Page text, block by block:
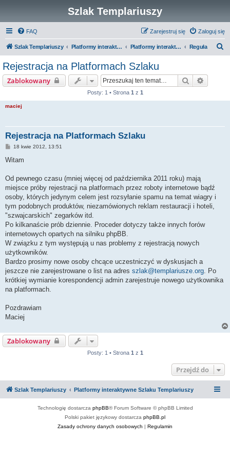
Szlak Templariuszy
FAQ Zaloguj się
Zarejestruj się
Szlak Templariuszy Platformy interaktywne Szlaku Templariuszy Platformy interaktywne - Zakon Templariuszy Reguła
Rejestracja na Platformach Szlaku
Zablokowany Szukaj
Posty: 1 • Strona 1 z 1
maciej
Rejestracja na Platformach Szlaku
P
s
18 kwie 2012, 13:51
Witam
Od pewnego czasu (mniej więcej od października 2011 roku) mają
miejsce próby rejestracji na platformach przez roboty internetowe bądź
osoby, których jedynym celem jest rozsyłanie spamu na temat wiagry i
tym podobnych produktów, niezamówionych reklam restauracji i hoteli,
"szwajcarskich" zegarków itd.
Po kilkanaście prób dziennie. Proceder dotyczy także innych forów
internetowych opartych na silniku phpBB.
W związku z tym występują u nas problemy z rejestracją nowych
użytkowników.
Bardzo prosimy nowe osoby chcące uczestniczyć w dyskusjach a
jeszcze nie zarejestrowane o list na adres szlak@templariusze.org. Po
krótkiej wymianie korespondencji admin zarejestruje nowego użytkownika
na platformach.
Pozdrawiam
Maciej
Zablokowany
Posty: 1 • Strona 1 z 1
Przejdź do
Szlak Templariuszy Platformy interaktywne Szlaku Templariuszy
Technologię dostarcza phpBB® Forum Software © phpBB Limited
Polski pakiet językowy dostarcza phpBB.pl
Zasady ochrony danych osobowych | Regulamin